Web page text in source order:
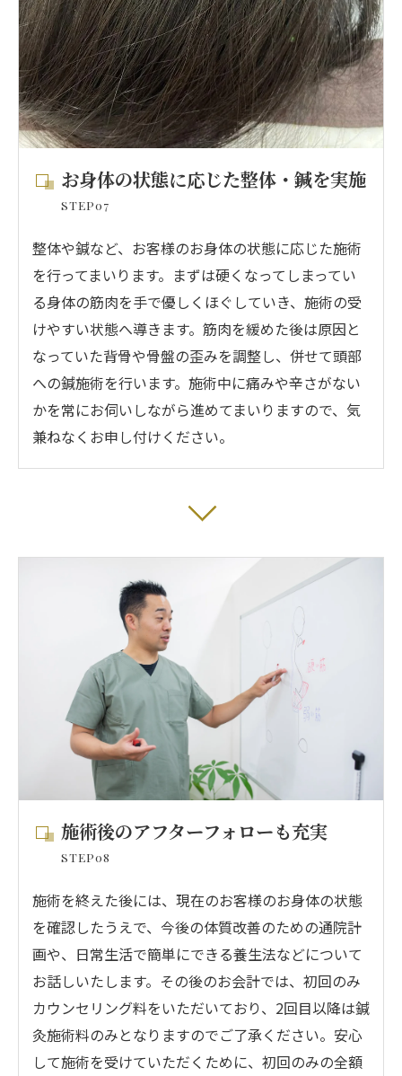
お身体の状態に応じた整体・鍼を実施
STEP07
整体や鍼など、お客様のお身体の状態に応じた施術
を行ってまいります。まずは硬くなってしまってい
る身体の筋肉を手で優しくほぐしていき、施術の受
けやすい状態へ導きます。筋肉を緩めた後は原因と
なっていた背骨や骨盤の歪みを調整し、併せて頭部
への鍼施術を行います。施術中に痛みや辛さがない
かを常にお伺いしながら進めてまいりますので、気
兼ねなくお申し付けください。
施術後のアフターフォローも充実
STEP08
施術を終えた後には、現在のお客様のお身体の状態
を確認したうえで、今後の体質改善のための通院計
画や、日常生活で簡単にできる養生法などについて
お話しいたします。その後のお会計では、初回のみ
カウンセリング料をいただいており、2回目以降は鍼
灸施術料のみとなりますのでご了承ください。安心
して施術を受けていただくために、初回のみの全額